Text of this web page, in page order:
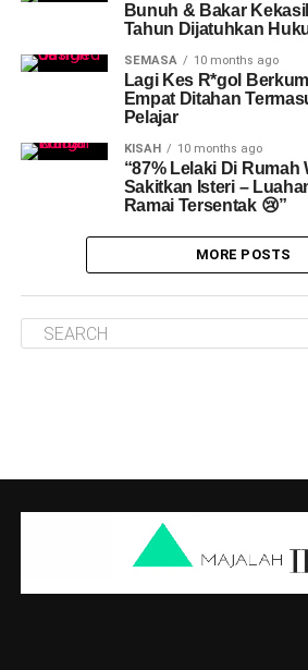
Bunuh & Bakar
Tahun Dijatuhkan
SEMASA 10 months ago
Lagi Kes R*gol
Empat Ditahan
Pelajar
KISAH 10 months ago
“87% Lelaki Di Rumah
Sakitkan Isteri –
Ramai Tersentak 😢”
MORE POSTS